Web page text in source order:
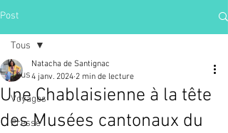
Post
Tous
Voyages
Presse
Tous
Une Chablaisienne à la tête
des Musées cantonaux du
Natacha de Santignac
4 janv. 2024 2 min de lecture